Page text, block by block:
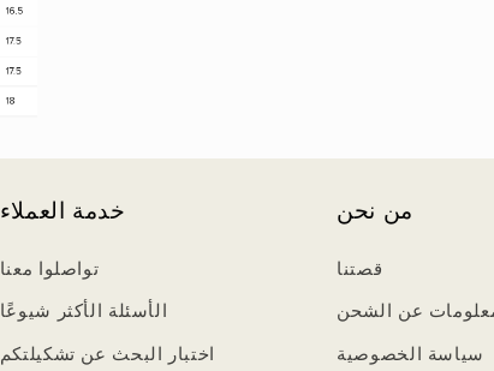
خدمة العملاء
تواصلوا معنا
الأسئلة الأكثر شيوعًا
اختبار البحث عن تشكيلتكم
من نحن
قصتنا
عن الشحن
سياسة الخصوصية